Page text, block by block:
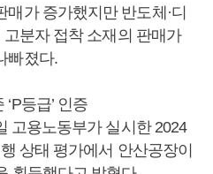
가 증가했지만 반도체·디
분자 접착 소재의 판매가
빠졌다.
등급’ 인증
고용노동부가 실시한 2024
상태 평가에서 안산공장이